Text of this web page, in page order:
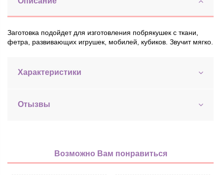
Заготовка подойдет для изготовления побрякушек с ткани,
фетра, развивающих игрушек, мобилей, кубиков. Звучит мягко.
Характеристики
Отызвы
Возможно Вам понравиться